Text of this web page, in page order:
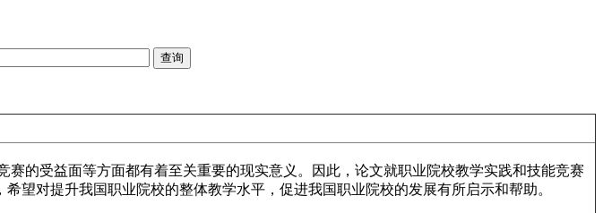
的受益面等方面都有着至关重要的现实意义。因此，论文就职业院校教学实践和技能竞赛
望对提升我国职业院校的整体教学水平，促进我国职业院校的发展有所启示和帮助。